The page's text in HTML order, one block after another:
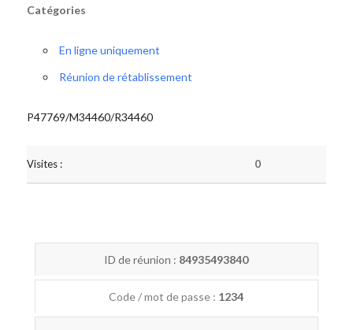
Catégories
En ligne uniquement
Réunion de rétablissement
P47769/M34460/R34460
Visites : 0
ID de réunion : 84935493840
Code / mot de passe : 1234